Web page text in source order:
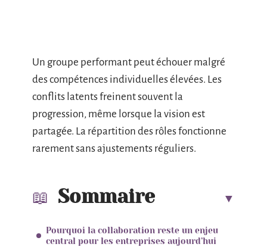
Un groupe performant peut échouer malgré
des compétences individuelles élevées. Les
conflits latents freinent souvent la
progression, même lorsque la vision est
partagée. La répartition des rôles fonctionne
rarement sans ajustements réguliers.
Sommaire
Pourquoi la collaboration reste un enjeu
central pour les entreprises aujourd’hui